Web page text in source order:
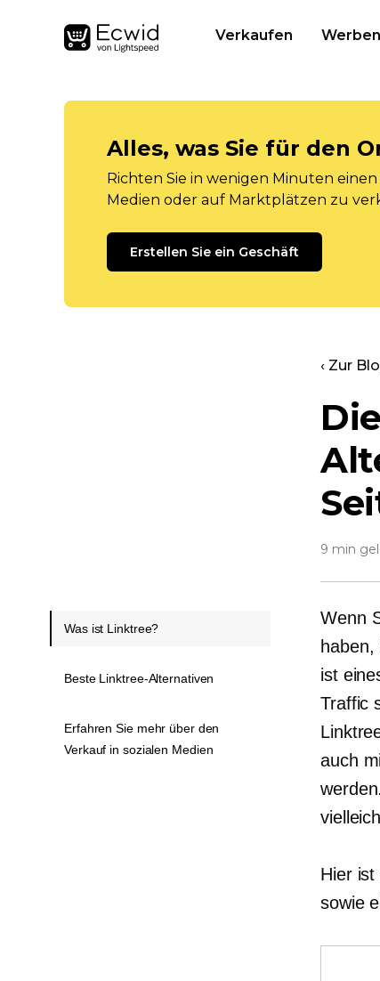
Verkaufen Werben
Alles, was Sie für den
Richten Sie in wenigen Minuten
Medien oder auf Marktplätzen zu
Erstellen Sie ein Geschäft
‹ Zur
9 min
Wenn
ist
Traffic
auch
Hier
sowie
Was ist Linktree?
Beste Linktree-Alternativen
Erfahren Sie mehr über den
Verkauf in sozialen Medien